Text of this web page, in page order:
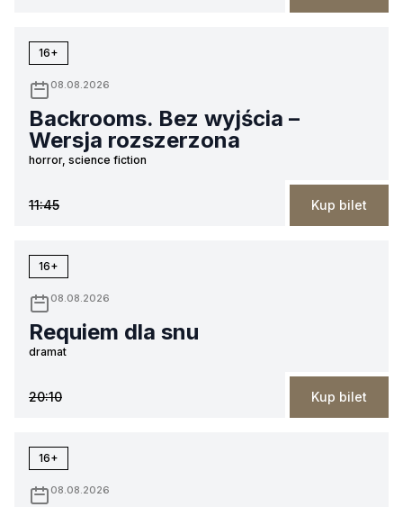
16+
08.08.2026
Backrooms. Bez wyjścia –
Wersja rozszerzona
horror, science fiction
11:45 Kup bilet
16+
08.08.2026
Requiem dla snu
dramat
20:10 Kup bilet
16+
08.08.2026